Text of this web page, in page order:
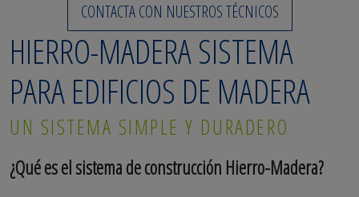
CONTACTA CON NUESTROS TÉCNICOS
HIERRO-MADERA SISTEMA
PARA EDIFICIOS DE MADERA
UN SISTEMA SIMPLE Y DURADERO
¿Qué es el sistema de construcción Hierro-Madera?